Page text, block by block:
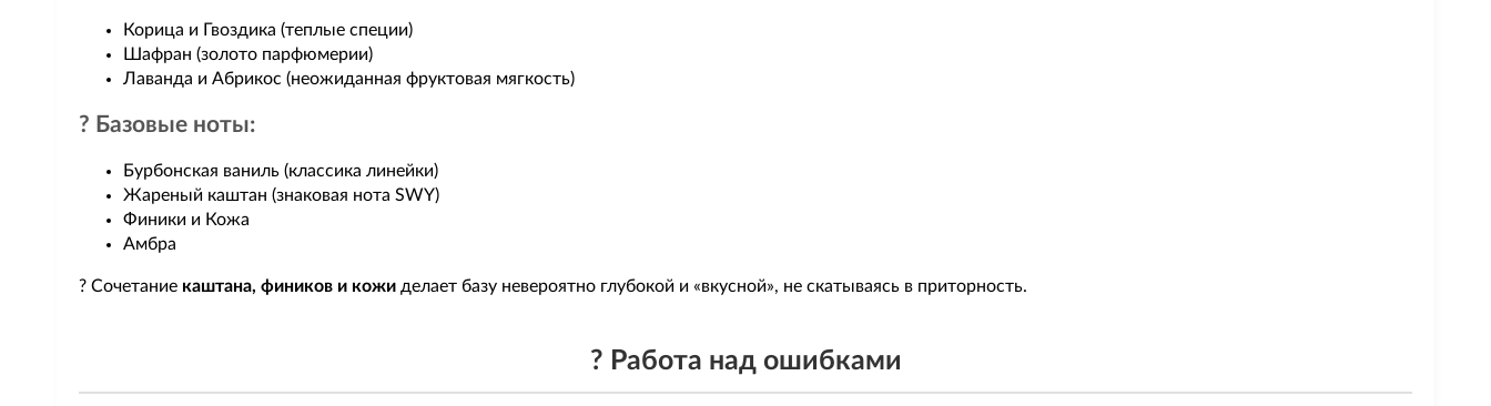
Корица и Гвоздика (теплые специи)
Шафран (золото парфюмерии)
Лаванда и Абрикос (неожиданная фруктовая мягкость)
? Базовые ноты:
Бурбонская ваниль (классика линейки)
Жареный каштан (знаковая нота SWY)
Финики и Кожа
Амбра
? Сочетание каштана, фиников и кожи делает базу невероятно глубокой и «вкусной», не скатываясь в приторность.
? Работа над ошибками